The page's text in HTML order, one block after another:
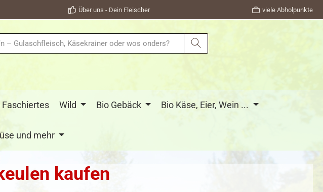
Über uns - Dein Fleischer viele Abholpunkte
Faschiertes Wild Bio Gebäck Bio Käse, Eier, Wein ...
und mehr
kaufen